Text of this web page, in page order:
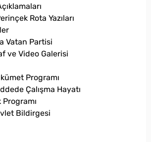
Rota Yazıları
Vatan Partisi
ve Video Galerisi
Programı
Çalışma Hayatı
Programı
Bildirgesi